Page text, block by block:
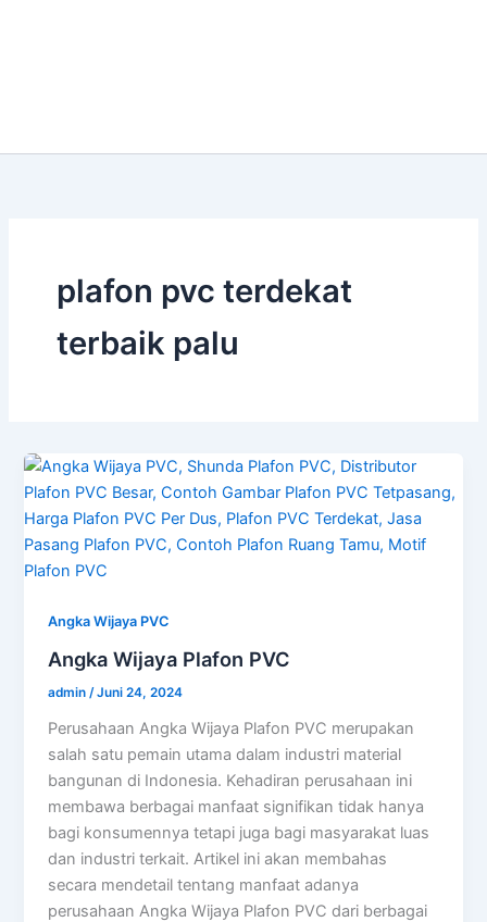
plafon pvc terdekat
terbaik palu
Angka Wijaya PVC
Angka Wijaya Plafon PVC
admin /Juni 24, 2024
Perusahaan Angka Wijaya Plafon PVC merupakan
salah satu pemain utama dalam industri material
bangunan di Indonesia. Kehadiran perusahaan ini
membawa berbagai manfaat signifikan tidak hanya
bagi konsumennya tetapi juga bagi masyarakat luas
dan industri terkait. Artikel ini akan membahas
secara mendetail tentang manfaat adanya
perusahaan Angka Wijaya Plafon PVC dari berbagai